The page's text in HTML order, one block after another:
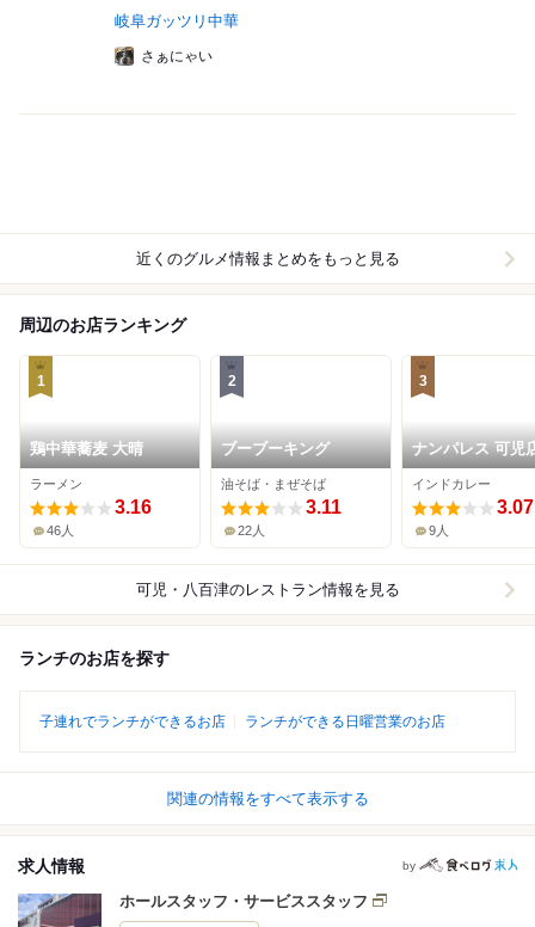
岐阜ガッツリ中華
さぁにゃい
近くのグルメ情報まとめをもっと見る
周辺のお店ランキング
1
鶏中華蕎麦 大晴
ラーメン
3.16
46人
2
ブーブーキング
油そば・まぜそば
3.11
22人
3
ナンパレス 可児
インドカレー
3.07
9人
可児・八百津のレストラン情報を見る
ランチのお店を探す
子連れでランチができるお店 ランチができる日曜営業のお店
関連の情報をすべて表示する
求人情報 by
ホールスタッフ・サービススタッフ